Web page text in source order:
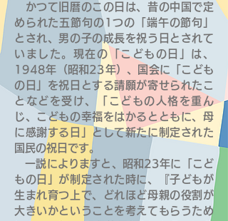
かつて旧暦のこの日は、昔の中国で定
められた五節句の1つの「端午の節句」
とされ、男の子の成長を祝う日とされて
いました。現在の「こどもの日」は、
1948年（昭和23年）、国会に「こども
の日」を祝日とする請願が寄せられたこ
となどを受け、「こどもの人格を重ん
じ、こどもの幸福をはかるとともに、母
に感謝する日」として新たに制定された
国民の祝日です。
一説によりますと、昭和23年に「こど
もの日」が制定された時に、『子どもが
生まれ育つ上で、どれほど母親の役割が
大きいかということを考えてもらうため